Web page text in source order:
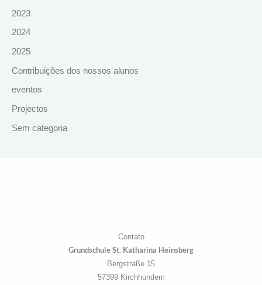
2023
2024
2025
Contribuições dos nossos alunos
eventos
Projectos
Sem categoria
Contato
Grundschule St. Katharina Heinsberg
Bergstraße 15
57399 Kirchhundem